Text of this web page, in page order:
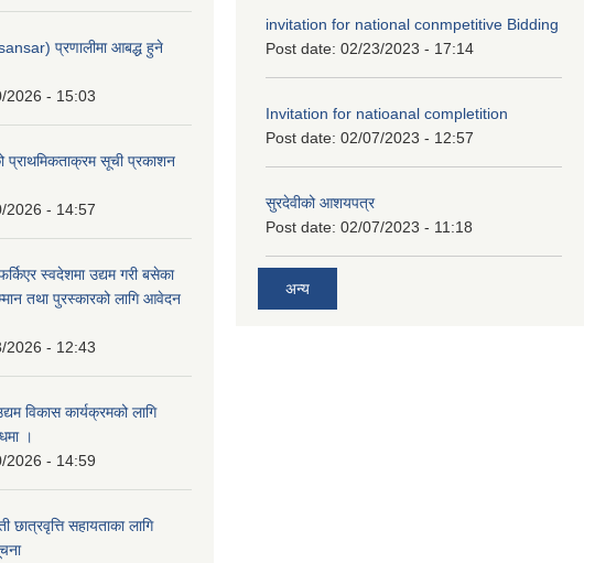
प्रणालीमा आबद्ध हुने
2026 - 15:03
प्राथमिकताक्रम सूची प्रकाशन
2026 - 14:57
स्वदेशमा उद्यम गरी बसेका
तथा पुरस्कारको लागि आवेदन
2026 - 12:43
विकास कार्यक्रमको लागि
।
2026 - 14:59
छात्रवृत्ति सहायताका लागि
invitation for national conmpetitive Bidding
Post date: 02/23/2023 - 17:14
Invitation for natioanal completition
Post date: 02/07/2023 - 12:57
सुरदेवीको आशयपत्र
Post date: 02/07/2023 - 11:18
अन्य